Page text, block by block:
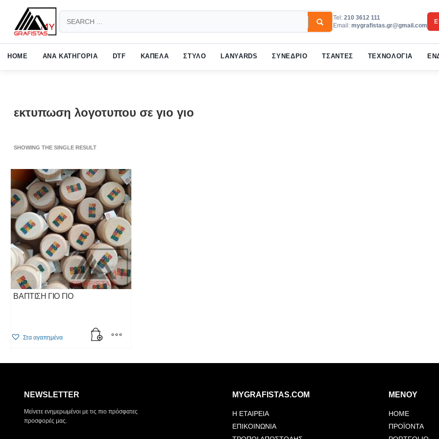
HOW TO SHOP
1 Login or create new account.
If you still have problems, please let us know, by sending an email to support@website.com . Thank you!
Tel:210 3612 111
Email:mygrafistas.gr@gmail.com
HOME ΑΝΑ ΚΑΤΗΓΟΡΙΑ DTF ΚΑΠΕΛΑ ΣΤΥΛΟ LANYARDS ΣΥΝΕΔΡΙΟ ΤΣΑΝΤΕΣ ΤΕΧΝΟΛΟΓΙΑ
εκτυπωση λογοτυπου σε γιο γιο
SHOWING THE SINGLE RESULT
ΒΑΠΤΙΣΗ ΓΙΟ ΓΙΟ
Στα αγαπημένα
NEWSLETTER
Μείνετε ενημερωμένοι με τις πιο πρόσφατες
προσφορές μας.
MYGRAFISTAS.COM
Η ΕΤΑΙΡΕΙΑ
ΕΠΙΚΟΙΝΩΝΙΑ
ΜΕΝΟΥ
HOME
ΠΡΟΪΟΝΤΑ